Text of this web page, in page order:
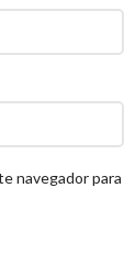
navegador para